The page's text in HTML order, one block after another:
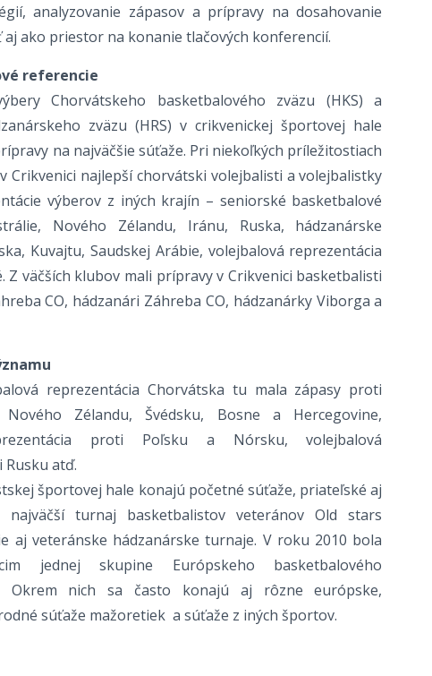
analyzovanie zápasov a prípravy na dosahovanie
aj ako priestor na konanie tlačových konferencií.
referencie
Chorvátskeho basketbalového zväzu (HKS) a
zväzu (HRS) v crikvenickej športovej hale
na najväčšie súťaže. Pri niekoľkých príležitostiach
Crikvenici najlepší chorvátski volejbalisti a volejbalistky
výberov z iných krajín – seniorské basketbalové
Nového Zélandu, Iránu, Ruska, hádzanárske
Kuvajtu, Saudskej Arábie, volejbalová reprezentácia
Z väčších klubov mali prípravy v Crikvenici basketbalisti
CO, hádzanári Záhreba CO, hádzanárky Viborga a
reprezentácia Chorvátska tu mala zápasy proti
Nového Zélandu, Švédsku, Bosne a Hercegovine,
proti Poľsku a Nórsku, volejbalová
atď.
športovej hale konajú početné súťaže, priateľské aj
najväčší turnaj basketbalistov veteránov Old stars
aj veteránske hádzanárske turnaje. V roku 2010 bola
jednej skupine Európskeho basketbalového
Okrem nich sa často konajú aj rôzne európske,
súťaže mažoretiek a súťaže z iných športov.